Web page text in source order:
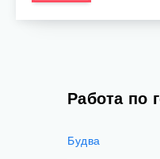
Работа по
Будва